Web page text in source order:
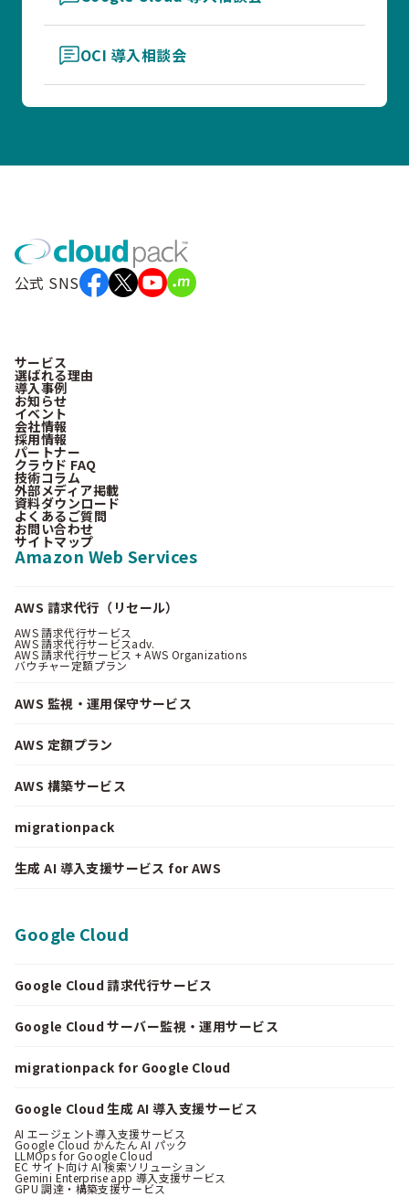
OCI 導入相談会
公式 SNS
サービス
選ばれる理由
導入事例
お知らせ
イベント
会社情報
採用情報
パートナー
クラウド FAQ
技術コラム
外部メディア掲載
資料ダウンロード
よくあるご質問
お問い合わせ
サイトマップ
Amazon Web Services
AWS 請求代行（リセール）
AWS 請求代行サービス
AWS 請求代行サービスadv.
AWS 請求代行サービス + AWS Organizations
バウチャー定額プラン
AWS 監視・運用保守サービス
AWS 定額プラン
AWS 構築サービス
migrationpack
生成 AI 導入支援サービス for AWS
Google Cloud
Google Cloud 請求代行サービス
Google Cloud サーバー監視・運用サービス
migrationpack for Google Cloud
Google Cloud 生成 AI 導入支援サービス
AI エージェント導入支援サービス
Google Cloud かんたん AI パック
LLMOps for Google Cloud
EC サイト向け AI 検索ソリューション
Gemini Enterprise app 導入支援サービス
GPU 調達・構築支援サービス